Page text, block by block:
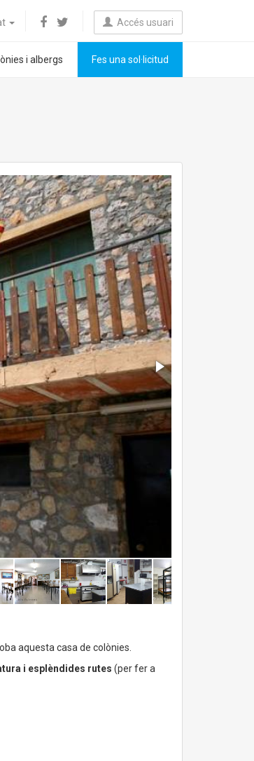
Accés usuari
Fes una sol·licitud
i albergs
aquesta casa de colònies.
i esplèndides rutes (per fer a